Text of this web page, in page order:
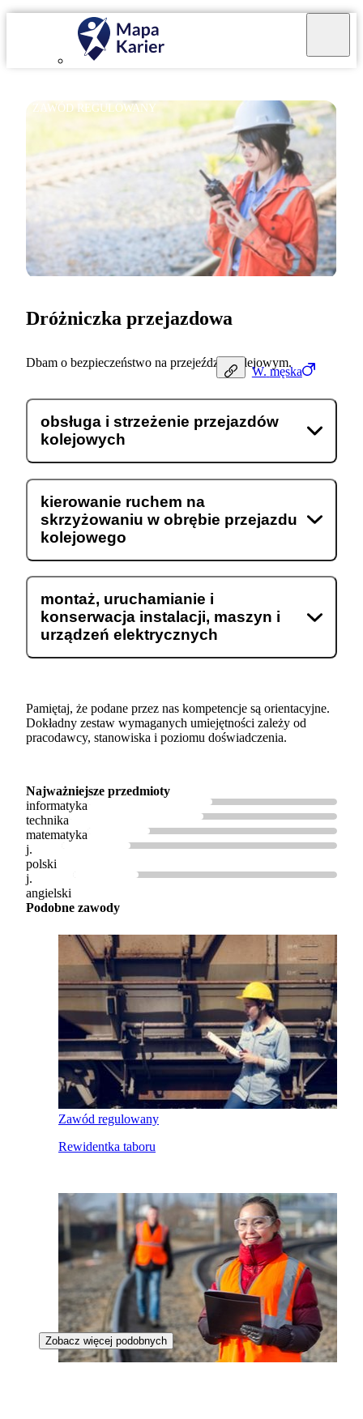
ZAWÓD REGULOWANY
W. męska
Dróżniczka przejazdowa
Dbam o bezpieczeństwo na przejeździe kolejowym.
obsługa i strzeżenie przejazdów
kolejowych
kierowanie ruchem na
skrzyżowaniu w obrębie przejazdu
kolejowego
montaż, uruchamianie i
konserwacja instalacji, maszyn i
urządzeń elektrycznych
Pamiętaj, że podane przez nas kompetencje są orientacyjne.
Dokładny zestaw wymaganych umiejętności zależy od
pracodawcy, stanowiska i poziomu doświadczenia.
Najważniejsze przedmioty
informatyka
technika
matematyka
j.
polski
j.
angielski
Podobne zawody
Zawód regulowany
Rewidentka taboru
Zobacz więcej podobnych